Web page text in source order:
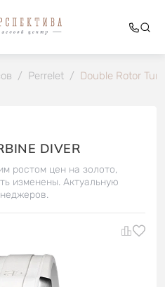
/ Perrelet / Double Rotor
DIVER
ростом цен на золото,
изменены. Актуальную